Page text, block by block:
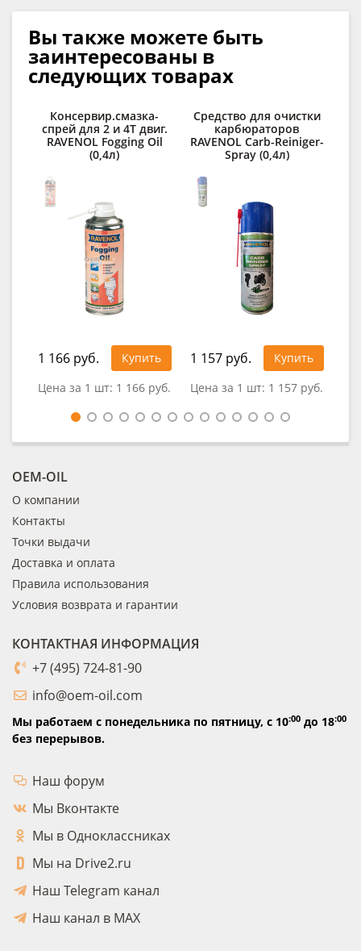
Вы также можете быть
заинтересованы в
следующих товарах
Консервир.смазка-
спрей для 2 и 4Т двиг.
RAVENOL Fogging Oil
(0,4л)
1 166 руб.
Купить
Цена за 1 шт: 1 166 руб.
Средство для очистки
карбюраторов
RAVENOL Carb-Reiniger-
Spray (0,4л)
1 157 руб.
Купить
Цена за 1 шт: 1 157 руб.
OEM-OIL
О компании
Контакты
Точки выдачи
Доставка и оплата
Правила использования
Условия возврата и гарантии
КОНТАКТНАЯ ИНФОРМАЦИЯ
+7 (495) 724-81-90
info@oem-oil.com
Мы работаем с понедельника по пятницу, с 10:00 до 18:00
без перерывов.
Наш форум
Мы Вконтакте
Мы в Одноклассниках
Мы на Drive2.ru
Наш Telegram канал
Наш канал в MAX